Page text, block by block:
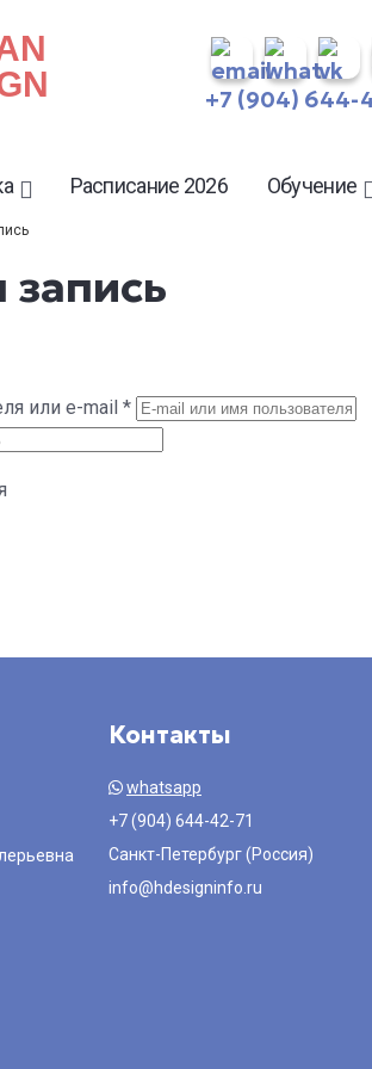
+7 (904) 644-
Расписание 2026 Обучение
запись
или e-mail *
Контакты
whatsapp
+7 (904) 644-42-71
Санкт-Петербург (Россия)
info@hdesigninfo.ru